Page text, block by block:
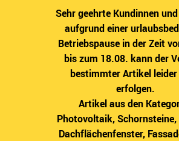
Sehr geehrte Kundinnen
aufgrund einer
Betriebspause in der Zeit
bis zum 18.08. kann der
bestimmter Artikel
erfolgen.
Artikel aus den
Photovoltaik, Schornsteine,
Dachflächenfenster,